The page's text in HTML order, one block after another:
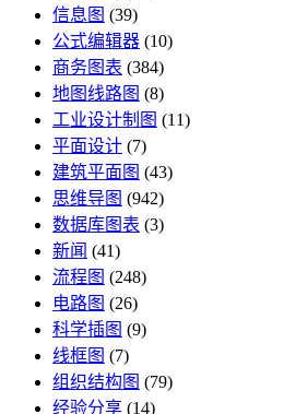
信息图 (39)
公式编辑器 (10)
商务图表 (384)
地图线路图 (8)
工业设计制图 (11)
平面设计 (7)
建筑平面图 (43)
思维导图 (942)
数据库图表 (3)
新闻 (41)
流程图 (248)
电路图 (26)
科学插图 (9)
线框图 (7)
组织结构图 (79)
经验分享 (14)